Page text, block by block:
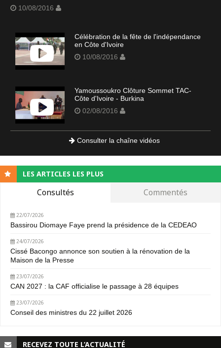
10/08/2016
Célébration de la fête de l'indépendance
en Côte d'Ivoire
10/08/2016
Yamoussoukro Clôture Sommet TAC-
Côte d'Ivoire - Burkina
02/08/2016
Consulter la chaîne vidéos
LES ARTICLES LES PLUS
Consultés Commentés
22/07/2026
Bassirou Diomaye Faye prend la présidence de la CEDEAO
24/07/2026
Cissé Bacongo annonce son soutien à la rénovation de la
Maison de la Presse
23/07/2026
CAN 2027 : la CAF officialise le passage à 28 équipes
23/07/2026
Conseil des ministres du 22 juillet 2026
RECEVEZ TOUTE L’ACTUALITÉ